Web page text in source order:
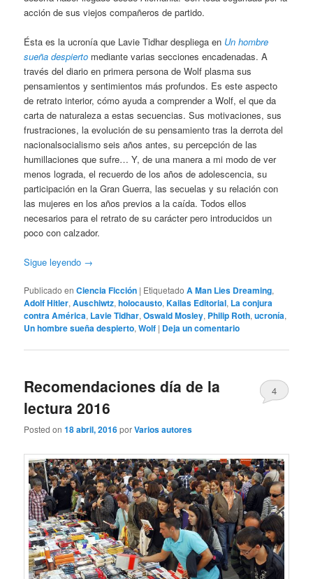
acción de sus viejos compañeros de partido.
Ésta es la ucronía que Lavie Tidhar despliega en Un hombre
sueña despierto mediante varias secciones encadenadas. A
través del diario en primera persona de Wolf plasma sus
pensamientos y sentimientos más profundos. Es este aspecto
de retrato interior, cómo ayuda a comprender a Wolf, el que da
carta de naturaleza a estas secuencias. Sus motivaciones, sus
frustraciones, la evolución de su pensamiento tras la derrota del
nacionalsocialismo seis años antes, su percepción de las
humillaciones que sufre… Y, de una manera a mi modo de ver
menos lograda, el recuerdo de los años de adolescencia, su
participación en la Gran Guerra, las secuelas y su relación con
las mujeres en los años previos a la caída. Todos ellos
necesarios para el retrato de su carácter pero introducidos un
poco con calzador.
Sigue leyendo →
Publicado en Ciencia Ficción | Etiquetado A Man Lies Dreaming,
Adolf Hitler,Auschiwtz,holocausto,Kailas Editorial, La conjura
contra América, Lavie Tidhar,Oswald Mosley, Philip Roth,ucronía,
Un hombre sueña despierto,Wolf | Deja un comentario
Recomendaciones día de la
lectura 2016
Posted on18 abril, 2016porVarios autores
4